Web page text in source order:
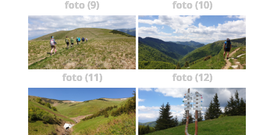
foto (9) foto (10)
foto (11) foto (12)